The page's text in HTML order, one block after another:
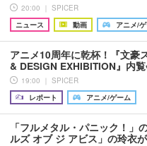
20:00 ｜ SPICER
ニュース
動画 アニメ/
アニメ10周年に乾杯！『文豪
& DESIGN EXHIBITION』内
19:00 ｜ SPICER
レポート
アニメ/ゲーム
「フルメタル・パニック！」
ルズ オブ ジ アビス」の玲衣